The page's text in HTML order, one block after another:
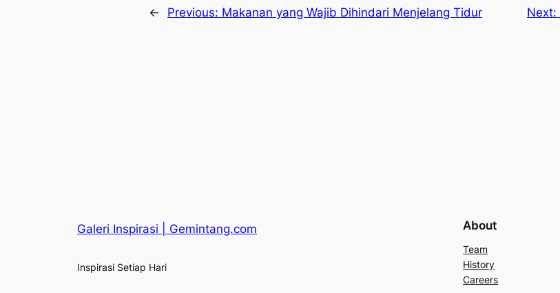
← Previous: Makanan yang Wajib Dihindari Menjelang Tidur Next:
Galeri Inspirasi | Gemintang.com
Inspirasi Setiap Hari
About
Team
History
Careers